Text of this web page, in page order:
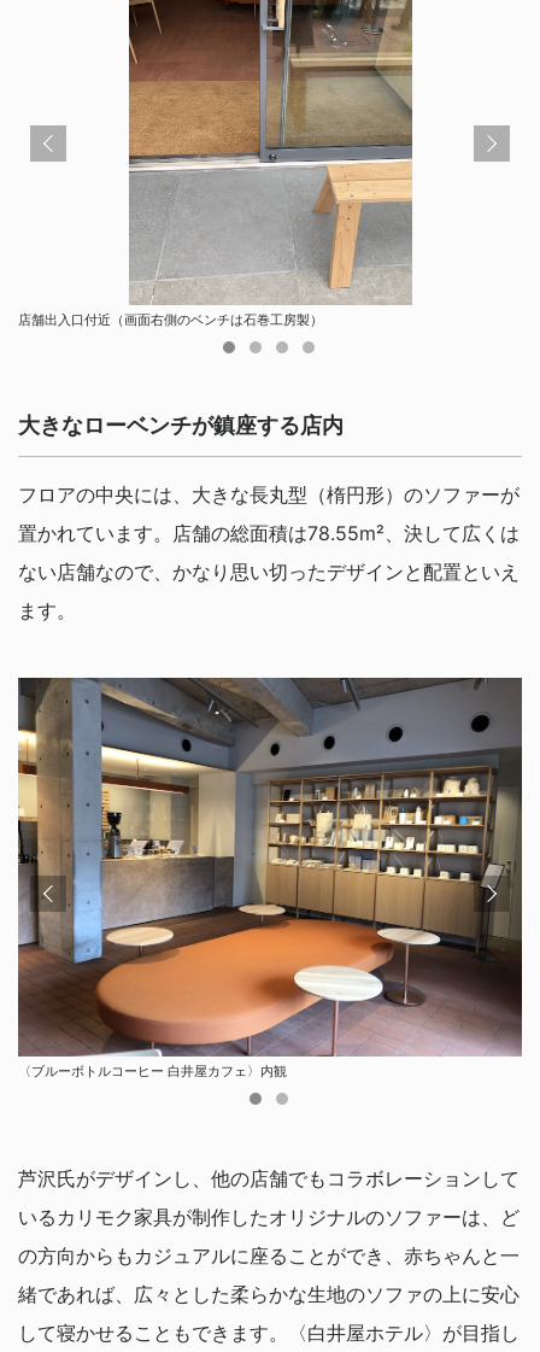
店舗出入口付近（画面右側のベンチは石巻工房製）
家に帰ってきたかのような"おもてなし感"を演出するマット
白井屋カフェ エントランス付近
白井屋カフェ エントランス付近
大きなローベンチが鎮座する店内
フロアの中央には、大きな長丸型（楕円形）のソファーが
置かれています。店舗の総面積は78.55m²、決して広くは
ない店舗なので、かなり思い切ったデザインと配置といえ
ます。
〈ブルーボトルコーヒー 白井屋カフェ〉内観
ローベンチはカリモク家具製のこの店オリジナル
芦沢氏がデザインし、他の店舗でもコラボレーションして
いるカリモク家具が制作したオリジナルのソファーは、ど
の方向からもカジュアルに座ることができ、赤ちゃんと一
緒であれば、広々とした柔らかな生地のソファの上に安心
して寝かせることもできます。〈白井屋ホテル〉が目指し